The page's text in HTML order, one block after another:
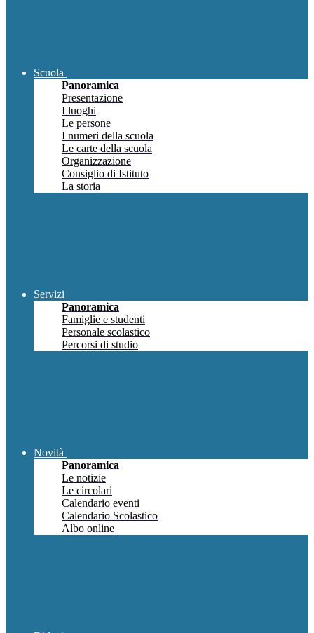
Scuola
Panoramica
Presentazione
I luoghi
Le persone
I numeri della scuola
Le carte della scuola
Organizzazione
Consiglio di Istituto
La storia
Servizi
Panoramica
Famiglie e studenti
Personale scolastico
Percorsi di studio
Novità
Panoramica
Le notizie
Le circolari
Calendario eventi
Calendario Scolastico
Albo online